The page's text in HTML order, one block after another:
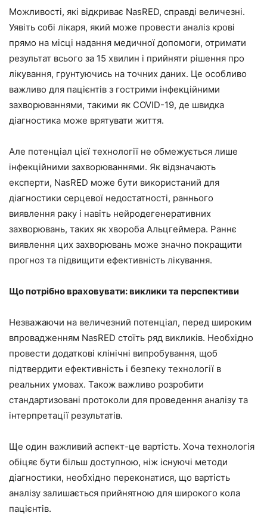
Можливості, які відкриває NasRED, справді величезні.
Уявіть собі лікаря, який може провести аналіз крові
прямо на місці надання медичної допомоги, отримати
результат всього за 15 хвилин і прийняти рішення про
лікування, грунтуючись на точних даних. Це особливо
важливо для пацієнтів з гострими інфекційними
захворюваннями, такими як COVID-19, де швидка
діагностика може врятувати життя.
Але потенціал цієї технології не обмежується лише
інфекційними захворюваннями. Як відзначають
експерти, NasRED може бути використаний для
діагностики серцевої недостатності, раннього
виявлення раку і навіть нейродегенеративних
захворювань, таких як хвороба Альцгеймера. Раннє
виявлення цих захворювань може значно покращити
прогноз та підвищити ефективність лікування.
Що потрібно враховувати: виклики та перспективи
Незважаючи на величезний потенціал, перед широким
впровадженням NasRED стоїть ряд викликів. Необхідно
провести додаткові клінічні випробування, щоб
підтвердити ефективність і безпеку технології в
реальних умовах. Також важливо розробити
стандартизовані протоколи для проведення аналізу та
інтерпретації результатів.
Ще один важливий аспект-це вартість. Хоча технологія
обіцяє бути більш доступною, ніж існуючі методи
діагностики, необхідно переконатися, що вартість
аналізу залишається прийнятною для широкого кола
пацієнтів.